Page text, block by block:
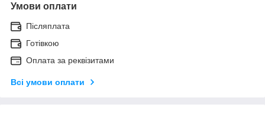
Умови оплати
Післяплата
Готівкою
Оплата за реквізитами
Всі умови оплати